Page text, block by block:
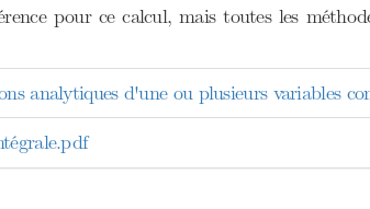
pour ce calcul, mais toutes les
analytiques d'une ou plusieurs variables